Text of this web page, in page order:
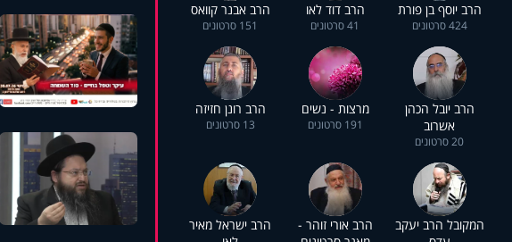
הרב יוסף בן פורת
424 סרטונים
הרב דוד לאו
41 סרטונים
הרב אבנר קוואס
151 סרטונים
הרב יובל הכהן
אשרוב
20 סרטונים
מרצות - נשים
191 סרטונים
הרב רונן חזיזה
13 סרטונים
המקובל הרב יעקב
הרב אורי זוהר -
הרב ישראל מאיר